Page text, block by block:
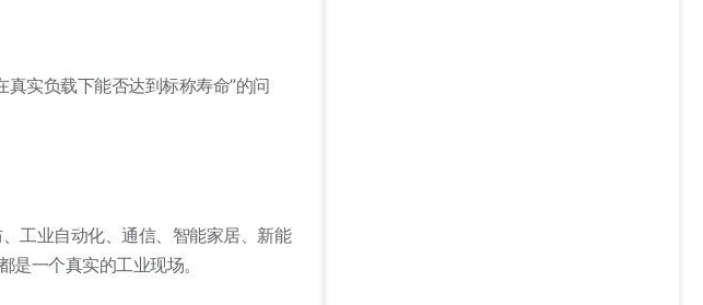
实负载下能否达到标称寿命”的问
工业自动化、通信、智能家居、新能
一个真实的工业现场。